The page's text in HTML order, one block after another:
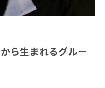
ら生まれるグルー